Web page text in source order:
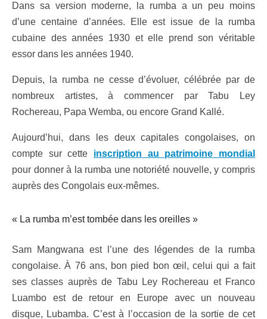
Dans sa version moderne, la rumba a un peu moins
d’une centaine d’années. Elle est issue de la rumba
cubaine des années 1930 et elle prend son véritable
essor dans les années 1940.
Depuis, la rumba ne cesse d’évoluer, célébrée par de
nombreux artistes, à commencer par Tabu Ley
Rochereau, Papa Wemba, ou encore Grand Kallé.
Aujourd’hui, dans les deux capitales congolaises, on
compte sur cette inscription au patrimoine mondial
pour donner à la rumba une notoriété nouvelle, y compris
auprès des Congolais eux-mêmes.
« La rumba m’est tombée dans les oreilles »
Sam Mangwana est l’une des légendes de la rumba
congolaise. À 76 ans, bon pied bon œil, celui qui a fait
ses classes auprès de Tabu Ley Rochereau et Franco
Luambo est de retour en Europe avec un nouveau
disque, Lubamba. C’est à l’occasion de la sortie de cet